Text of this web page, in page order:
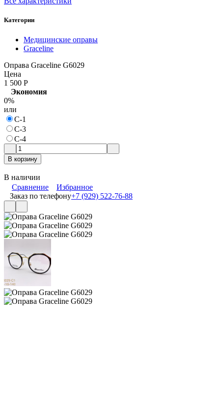
Категории
Медицинские оправы
Graceline
Оправа Graceline G6029
Цена
1 500 Р
Экономия
0%
или
C-1
C-3
C-4
В корзину
В наличии
Сравнение
Избранное
Заказ по телефону+7 (929) 522-76-88